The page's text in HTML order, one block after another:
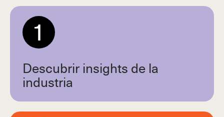
1
Descubrir insights de la
industria